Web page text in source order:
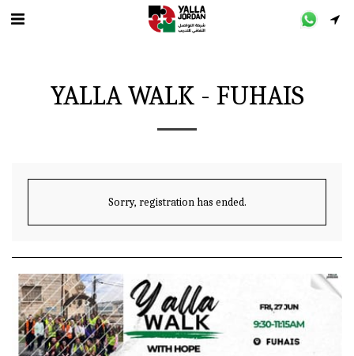
YALLA WALK - FUHAIS
Sorry, registration has ended.